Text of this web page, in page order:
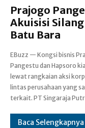
Prajogo
Akuisisi
Batu Bara
EBuzz — Kongsi bisnis
Pangestu dan Hapsoro
lewat rangkaian aksi
lintas perusahaan yang
terkait. PT Singaraja
(SINI) resmi mengakuisisi
persen saham PT
Sakti (KMS) dari PT
(PTRO) senilai Rp1,73
Baca Selengkapnya